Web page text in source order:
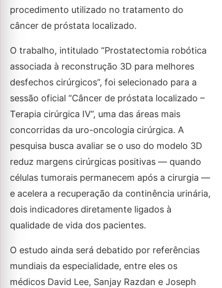
procedimento utilizado no tratamento do
câncer de próstata localizado.
O trabalho, intitulado “Prostatectomia robótica
associada à reconstrução 3D para melhores
desfechos cirúrgicos”, foi selecionado para a
sessão oficial “Câncer de próstata localizado –
Terapia cirúrgica IV”, uma das áreas mais
concorridas da uro-oncologia cirúrgica. A
pesquisa busca avaliar se o uso do modelo 3D
reduz margens cirúrgicas positivas — quando
células tumorais permanecem após a cirurgia —
e acelera a recuperação da continência urinária,
dois indicadores diretamente ligados à
qualidade de vida dos pacientes.
O estudo ainda será debatido por referências
mundiais da especialidade, entre eles os
médicos David Lee, Sanjay Razdan e Joseph